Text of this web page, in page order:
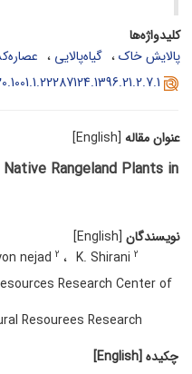
کلیدواژه‌ها
پالایش خاک
گیاه‌پالایی
عنوان مقاله [English]
Rangeland Plants in
نویسندگان [English]
nejad 2 K. Shirani 2
Research Center of
Resourees Research
چکیده [English]